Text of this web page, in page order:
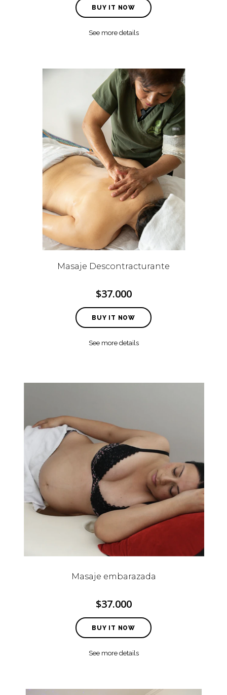
BUY IT NOW
See more details
Masaje Descontracturante
$37.000
BUY IT NOW
See more details
Masaje embarazada
$37.000
BUY IT NOW
See more details